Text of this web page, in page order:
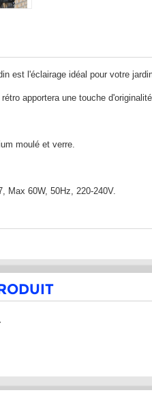
est l'éclairage idéal pour votre
apportera une touche
moulé et verre.
Max 60W, 50Hz, 220-240V.